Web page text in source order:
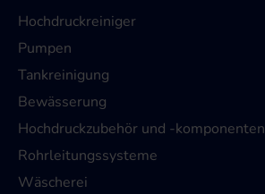
Hochdruckreiniger
Pumpen
Tankreinigung
Bewässerung
Hochdruckzubehör und -komponenten
Rohrleitungssysteme
Wäscherei